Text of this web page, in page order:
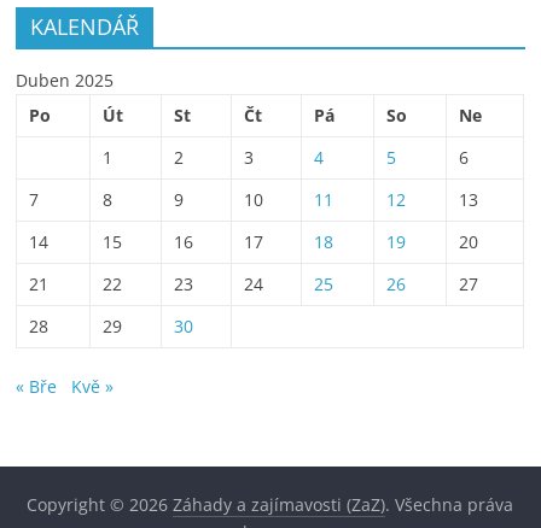
KALENDÁŘ
Duben 2025
Po
Út St Čt Pá So
Ne
1
2 3 4 5
6
7
8 9 10 11 12
13
14
15 16 17 18 19
20
21
22 23 24 25 26
27
28
29 30
« Bře Kvě »
Copyright © 2026Záhady a zajímavosti (ZaZ). Všechna práva